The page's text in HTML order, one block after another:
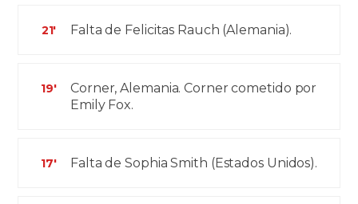
21' Falta de Felicitas Rauch (Alemania).
19'
Corner, Alemania. Corner cometido por
Emily Fox.
17' Falta de Sophia Smith (Estados Unidos).